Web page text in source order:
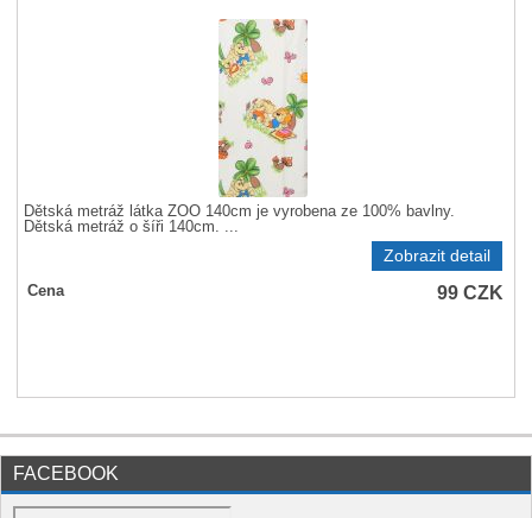
Dětská metráž látka ZOO 140cm je vyrobena ze 100% bavlny.
Dětská metráž o šíři 140cm. ...
Zobrazit detail
Cena 99CZK
FACEBOOK